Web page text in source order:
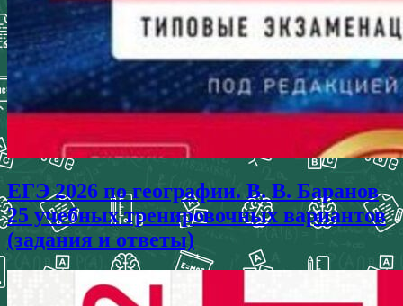
ЕГЭ 2026 по географии. В. В. Баранов
25 учебных тренировочных вариантов
(задания и ответы)